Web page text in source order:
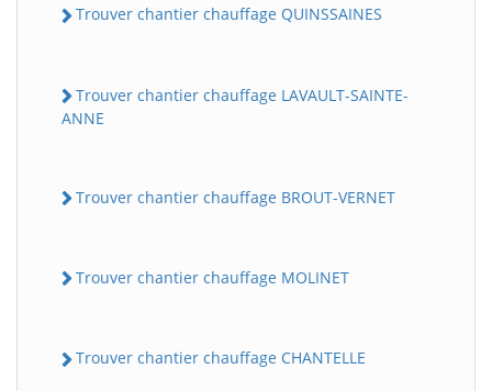
Trouver chantier chauffage QUINSSAINES
Trouver chantier chauffage LAVAULT-SAINTE-
ANNE
Trouver chantier chauffage BROUT-VERNET
Trouver chantier chauffage MOLINET
Trouver chantier chauffage CHANTELLE